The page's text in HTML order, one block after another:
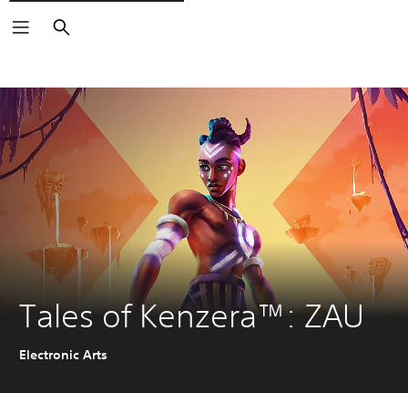
Zoeken
Tales of Kenzera™: ZAU
Electronic Arts